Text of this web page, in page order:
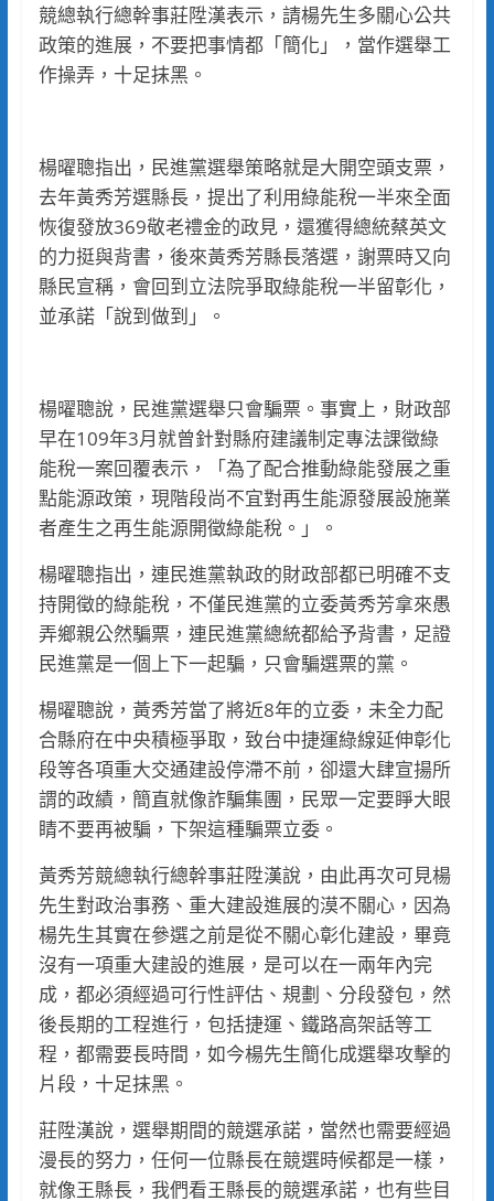
競總執行總幹事莊陞漢表示，請楊先生多關心公共
政策的進展，不要把事情都「簡化」，當作選舉工
作操弄，十足抹黑。
楊曜聰指出，民進黨選舉策略就是大開空頭支票，
去年黃秀芳選縣長，提出了利用綠能稅一半來全面
恢復發放369敬老禮金的政見，還獲得總統蔡英文
的力挺與背書，後來黃秀芳縣長落選，謝票時又向
縣民宣稱，會回到立法院爭取綠能稅一半留彰化，
並承諾「說到做到」。
楊曜聰說，民進黨選舉只會騙票。事實上，財政部
早在109年3月就曾針對縣府建議制定專法課徵綠
能稅一案回覆表示，「為了配合推動綠能發展之重
點能源政策，現階段尚不宜對再生能源發展設施業
者產生之再生能源開徵綠能稅。」。
楊曜聰指出，連民進黨執政的財政部都已明確不支
持開徵的綠能稅，不僅民進黨的立委黃秀芳拿來愚
弄鄉親公然騙票，連民進黨總統都給予背書，足證
民進黨是一個上下一起騙，只會騙選票的黨。
楊曜聰說，黃秀芳當了將近8年的立委，未全力配
合縣府在中央積極爭取，致台中捷運綠線延伸彰化
段等各項重大交通建設停滯不前，卻還大肆宣揚所
謂的政績，簡直就像詐騙集團，民眾一定要睜大眼
睛不要再被騙，下架這種騙票立委。
黃秀芳競總執行總幹事莊陞漢說，由此再次可見楊
先生對政治事務、重大建設進展的漠不關心，因為
楊先生其實在參選之前是從不關心彰化建設，畢竟
沒有一項重大建設的進展，是可以在一兩年內完
成，都必須經過可行性評估、規劃、分段發包，然
後長期的工程進行，包括捷運、鐵路高架話等工
程，都需要長時間，如今楊先生簡化成選舉攻擊的
片段，十足抹黑。
莊陞漢說，選舉期間的競選承諾，當然也需要經過
漫長的努力，任何一位縣長在競選時候都是一樣，
就像王縣長，我們看王縣長的競選承諾，也有些目